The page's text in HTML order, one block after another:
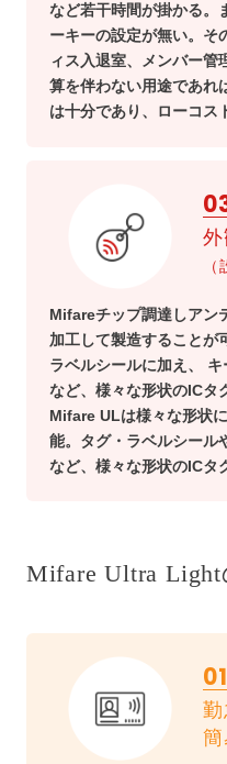
など若干時間が掛かる。
ーキーの設定が無い。そ
ィス入退室、メンバー管
算を伴わない用途であれ
は十分であり、ローコス
外
Mifareチップ調達しアン
加工して製造することが
ラベルシールに加え、
など、様々な形状のICタ
Mifare ULは様々な形状
能。タグ・ラベルシール
など、様々な形状のICタ
Mifare Ultra Light
01